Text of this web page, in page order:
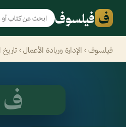
ف فيلسوف
فيلسوف › الإدارة وريادة الأعمال › تاريخ
ف